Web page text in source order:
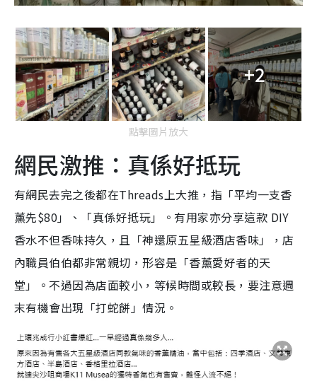
+2
點擊圖片放大
網民激推：真係好抵玩
有網民去完之後都在Threads上大推，指「平均一支香
薰先$80」、「真係好抵玩」。有用家亦分享這款 DIY
香水不但香味持久，且「神還原五星級酒店香味」，店
內職員伯伯都非常親切，形容是「香薰愛好者的天
堂」。不過因為店面較小，等候時間或較長，要注意週
末有機會出現「打蛇餅」情況。